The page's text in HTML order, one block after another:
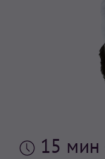
15 мин